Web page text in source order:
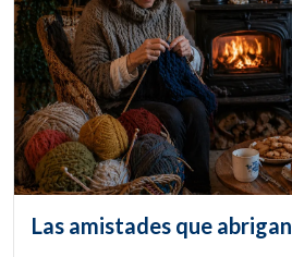
Las amistades que abrigan